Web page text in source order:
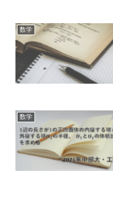
数学
数学